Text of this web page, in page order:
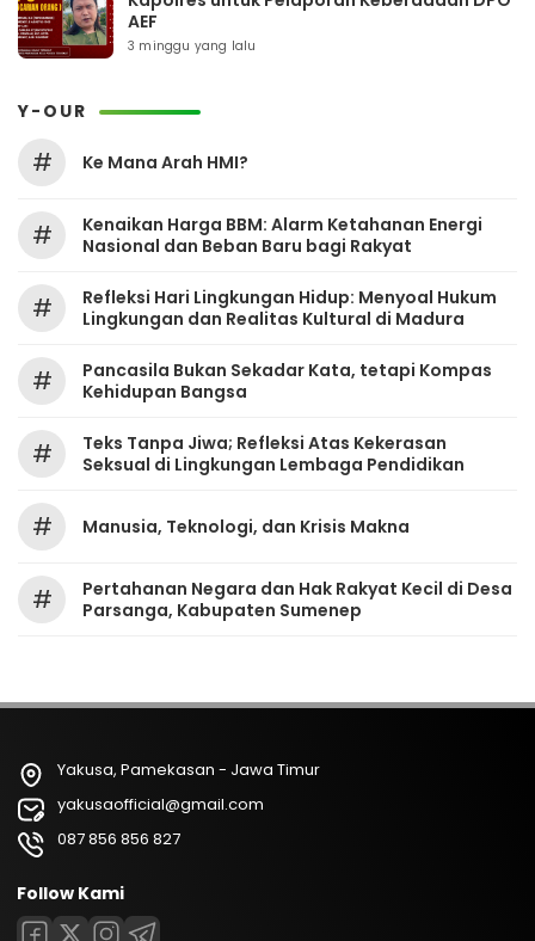
AEF
3 minggu yang lalu
Y-OUR
# Ke Mana Arah HMI?
#
Kenaikan Harga BBM: Alarm Ketahanan Energi
Nasional dan Beban Baru bagi Rakyat
#
Refleksi Hari Lingkungan Hidup: Menyoal Hukum
Lingkungan dan Realitas Kultural di Madura
#
Pancasila Bukan Sekadar Kata, tetapi Kompas
Kehidupan Bangsa
#
Teks Tanpa Jiwa; Refleksi Atas Kekerasan
Seksual di Lingkungan Lembaga Pendidikan
# Manusia, Teknologi, dan Krisis Makna
#
Pertahanan Negara dan Hak Rakyat Kecil di Desa
Parsanga, Kabupaten Sumenep
Yakusa, Pamekasan - Jawa Timur
yakusaofficial@gmail.com
087 856 856 827
Follow Kami